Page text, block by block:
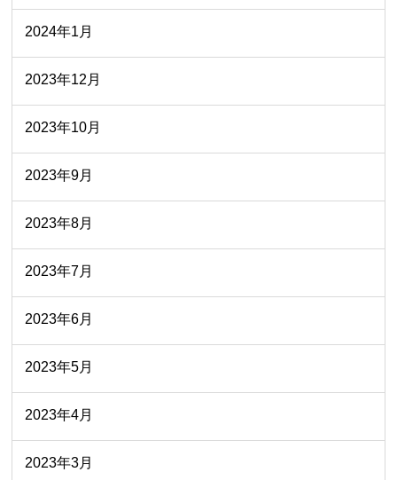
2024年1月
2023年12月
2023年10月
2023年9月
2023年8月
2023年7月
2023年6月
2023年5月
2023年4月
2023年3月